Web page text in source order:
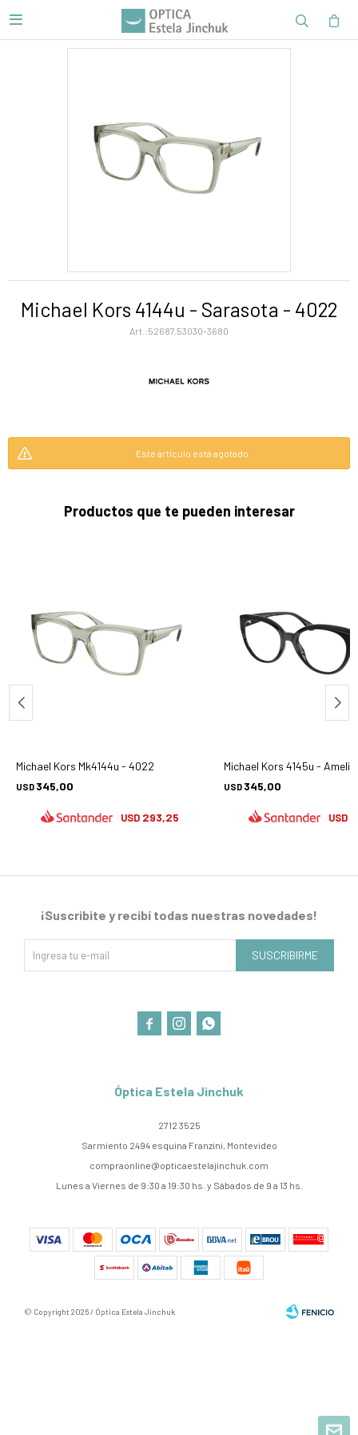

Michael Kors 4144u - Sarasota - 4022
52687.53030-3680
Este artículo está agotado.
Productos que te pueden interesar
Michael Kors Mk4144u - 4022
USD 345,00
USD 293,25
Michael Kors 4145u -
USD 345,00
USD
Óptica Estela Jinchuk
2712 3525
Sarmiento 2494 esquina Franzini, Montevideo
compraonline@opticaestelajinchuk.com
Lunes a Viernes de 9:30 a 19:30 hs. y Sábados de 9 a 13 hs.
¡Suscribite y recibí todas nuestras novedades!
SUSCRIBIRME
  
© Copyright 2026 / Óptica Estela Jinchuk